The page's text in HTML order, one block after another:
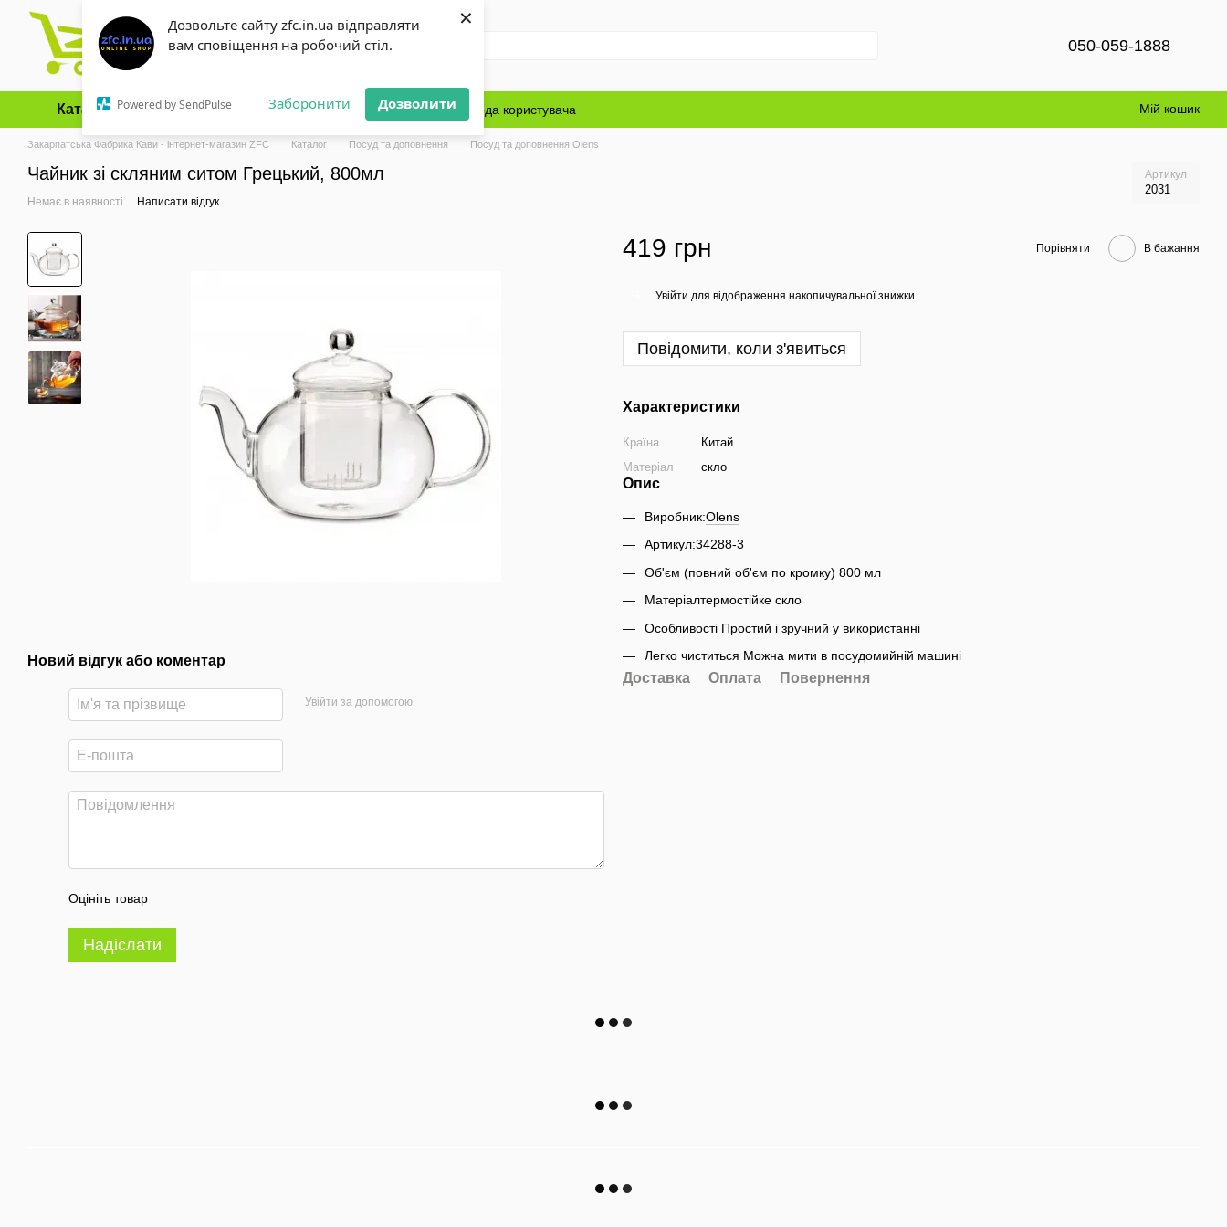
Дозвольте сайту zfc.in.ua відправляти
вам сповіщення на робочий стіл.
Powered by SendPulse Заборонити Дозволити
×
Перейти до основного контенту
050-059-1888
Каталог Оплата і доставка Обмін та повернення Блог Угода користувача Мій кошик
Закарпатська Фабрика Кави - інтернет-магазин ZFC Каталог Посуд та доповнення Посуд та доповнення Olens
Чайник зі скляним ситом Грецький, 800мл Артикул
2031
Немає в наявності Написати відгук
Новий відгук або коментар
Увійти за допомогою
Оцініть товар
Надіслати
419 грн Порівняти В бажання
Увійти для відображення накопичувальної знижки
Повідомити, коли з'явиться
Характеристики
Країна
Китай
Матеріал
скло
Опис
Виробник:Olens
Артикул:34288-3
Об'єм (повний об'єм по кромку) 800 мл
Матеріалтермостійке скло
Особливості Простий і зручний у використанні
Легко чиститься Можна мити в посудомийній машині
Доставка Оплата Повернення